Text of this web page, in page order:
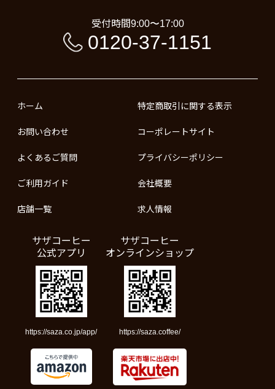
受付時間9:00〜17:00
0120-37-1151
ホーム
お問い合わせ
よくあるご質問
ご利用ガイド
店舗一覧
特定商取引に関する表示
コーポレートサイト
プライバシーポリシー
会社概要
求人情報
サザコーヒー
公式アプリ
https://saza.co.jp/app/
サザコーヒー
オンラインショップ
https://saza.coffee/